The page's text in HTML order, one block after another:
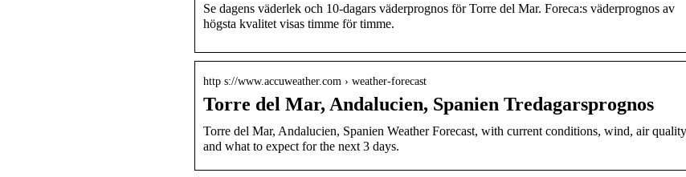
Se dagens väderlek och 10-dagars väderprognos för Torre del Mar. Foreca:s väderprognos av
högsta kvalitet visas timme för timme.
http s://www.accuweather.com › weather-forecast
Torre del Mar, Andalucien, Spanien Tredagarsprognos
Torre del Mar, Andalucien, Spanien Weather Forecast, with current conditions, wind, air
and what to expect for the next 3 days.